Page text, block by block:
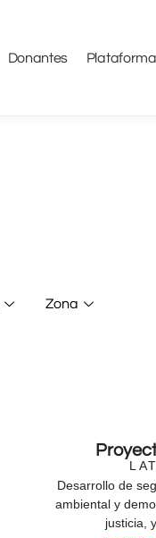
Donantes
Zona
Desarrollo de
ambiental y
justicia,